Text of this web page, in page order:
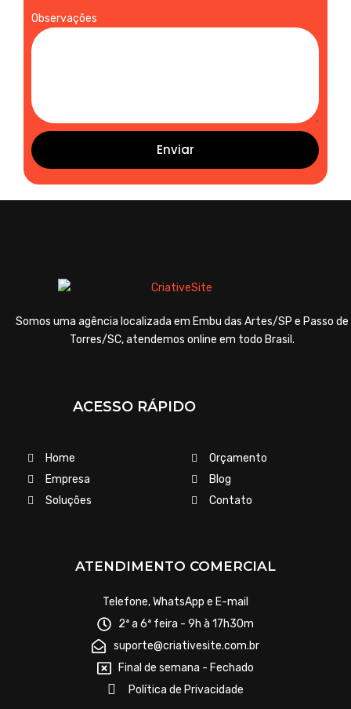
Observações
Enviar
Somos uma agência localizada em Embu das Artes/SP e Passo de
Torres/SC, atendemos online em todo Brasil.
ACESSO RÁPIDO
Home
Empresa
Soluções
Orçamento
Blog
Contato
ATENDIMENTO COMERCIAL
Telefone, WhatsApp e E-mail
2ª a 6ª feira - 9h à 17h30m
suporte@criativesite.com.br
Final de semana - Fechado
Política de Privacidade